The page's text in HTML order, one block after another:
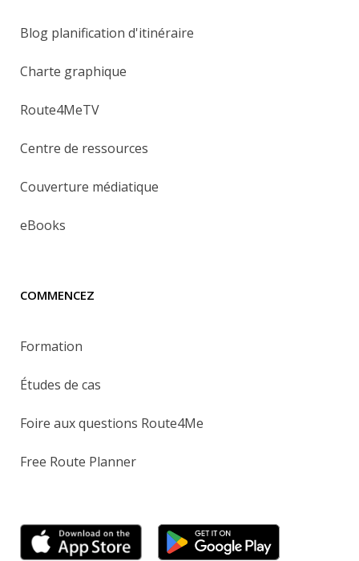
Blog planification d'itinéraire
Charte graphique
Route4MeTV
Centre de ressources
Couverture médiatique
eBooks
COMMENCEZ
Formation
Études de cas
Foire aux questions Route4Me
Free Route Planner